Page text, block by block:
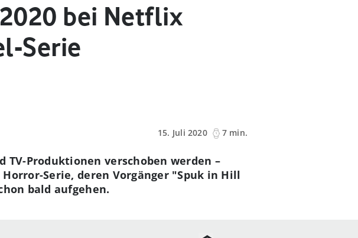
bei Netflix
Serie
15. Juli 2020
7 min.
Produktionen verschoben werden –
Serie, deren Vorgänger "Spuk in Hill
bald aufgehen.